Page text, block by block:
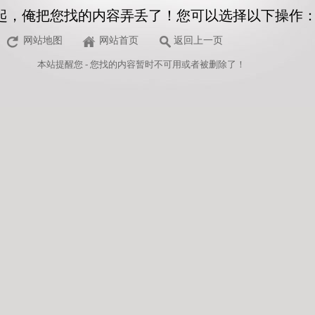
，俺把您找的内容弄丢了！您可以选择以下操作
网站地图 网站首页 返回上一页
本站提醒您 - 您找的内容暂时不可用或者被删除了！